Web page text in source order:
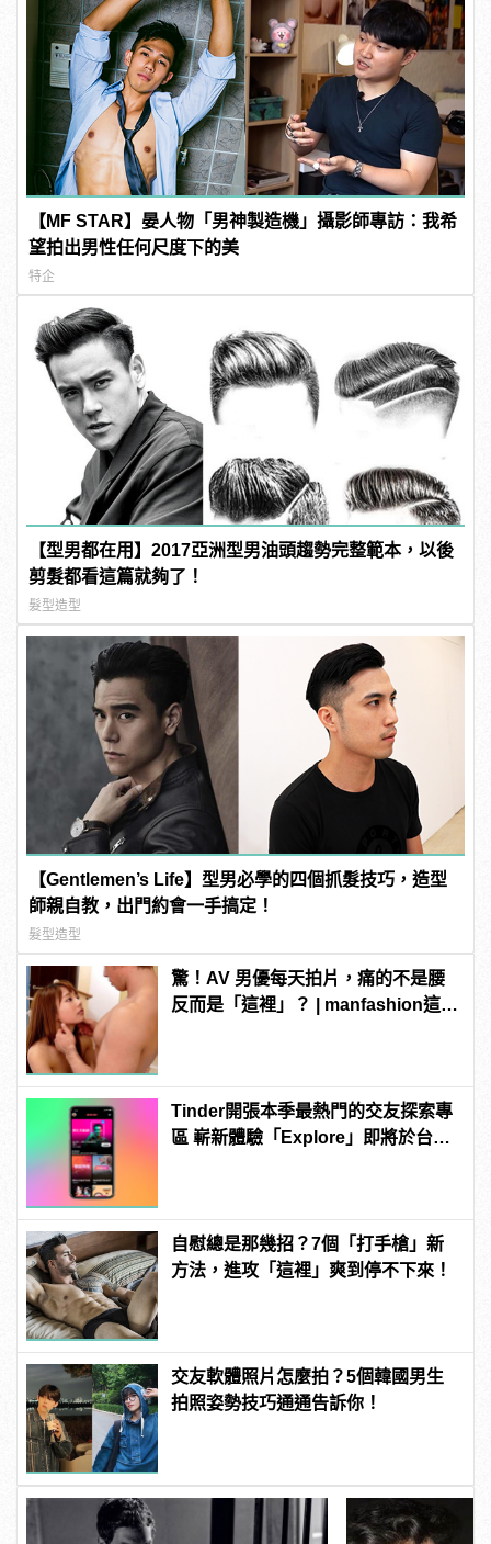
【MF STAR】晏人物「男神製造機」攝影師專訪：我希
望拍出男性任何尺度下的美
特企
【型男都在用】2017亞洲型男油頭趨勢完整範本，以後
剪髮都看這篇就夠了！
髮型造型
【Gentlemen’s Life】型男必學的四個抓髮技巧，造型
師親自教，出門約會一手搞定！
髮型造型
驚！AV 男優每天拍片，痛的不是腰
反而是「這裡」？ | manfashion這樣
Tinder開張本季最熱門的交友探索專
區 嶄新體驗「Explore」即將於台灣
自慰總是那幾招？7個「打手槍」新
方法，進攻「這裡」爽到停不下來！
交友軟體照片怎麼拍？5個韓國男生
拍照姿勢技巧通通告訴你！